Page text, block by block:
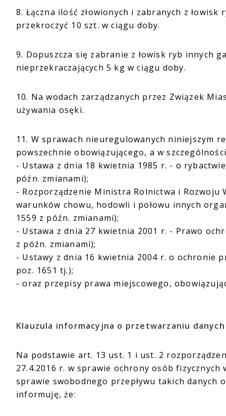
8. Łączna ilość złowionych i zabranych z
przekroczyć 10 szt. w ciągu doby.
9. Dopuszcza się zabranie z łowisk ryb innych
nieprzekraczających 5 kg w ciągu doby.
10. Na wodach zarządzanych przez Związek
używania osęki.
11. W sprawach nieuregulowanych niniejszym
powszechnie obowiązującego, a w
- Ustawa z dnia 18 kwietnia 1985 r. - o
późn. zmianami);
- Rozporządzenie Ministra Rolnictwa i Rozwoju
warunków chowu, hodowli i połowu innych
1559 z późn. zmianami);
- Ustawa z dnia 27 kwietnia 2001 r. - Prawo
z późn. zmianami);
- Ustawy z dnia 16 kwietnia 2004 r. o ochronie
poz. 1651 tj.);
- oraz przepisy prawa miejscowego,
Klauzula informacyjna o przetwarzaniu danych
Na podstawie art. 13 ust. 1 i ust. 2
27.4.2016 r. w sprawie ochrony osób
sprawie swobodnego przepływu takich danych
informuję, że: